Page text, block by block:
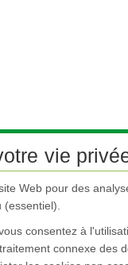
vie
Web pour des
consentez à
connexe des